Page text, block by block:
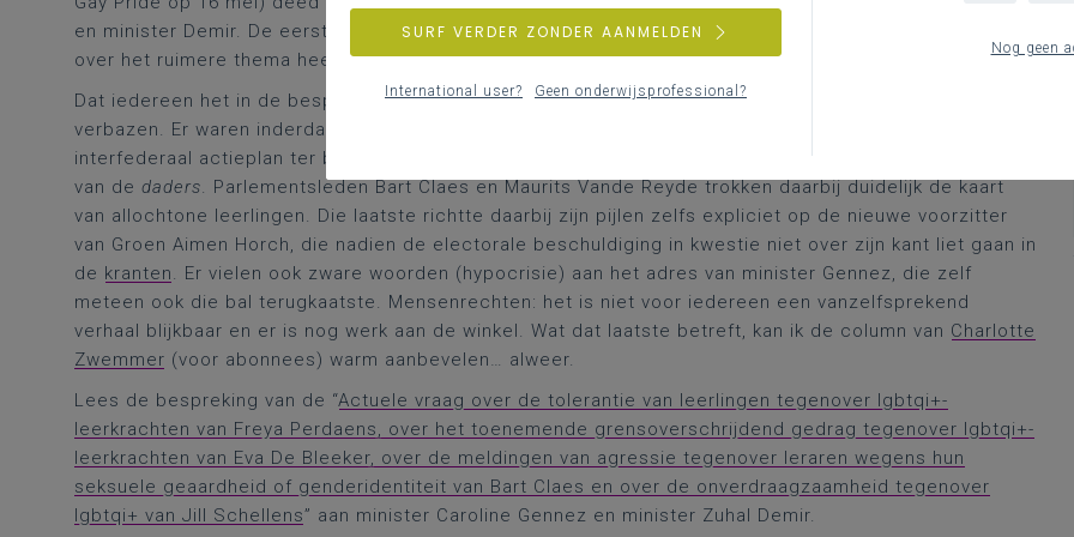
en minister Demir. De eerste nam de antwoorden voor haar rekening. Overigens vond ik in mijn archief
over het ruimere thema heel watprecedenten.
Dat iedereen het in de bespreking opnam voor deslachtofferswas duidelijk. Het tegendeel zou pas
verbazen. Er waren inderdaad al heel wat maatregelen genomen (Vlaams, maar er was ook een
interfederaal actieplan ter bestrijding van lgbtq+-fobie). Waar het wel politiek botste, was op het stuk
van de daders. Parlementsleden Bart Claes en Maurits Vande Reyde trokken daarbij duidelijk de kaart
van allochtone leerlingen. Die laatste richtte daarbij zijn pijlen zelfs expliciet op de nieuwe voorzitter
van Groen Aimen Horch, die nadien de electorale beschuldiging in kwestie niet over zijn kant liet gaan in
de kranten. Er vielen ook zware woorden (hypocrisie) aan het adres van minister Gennez, die zelf
meteen ook die bal terugkaatste. Mensenrechten: het is niet voor iedereen een vanzelfsprekend
verhaal blijkbaar en er is nog werk aan de winkel. Wat dat laatste betreft, kan ik de column van Charlotte
Zwemmer (voor abonnees) warm aanbevelen… alweer.
Lees de bespreking van de “Actuele vraag over de tolerantie van leerlingen tegenover lgbtqi+-
leerkrachten van Freya Perdaens, over het toenemende grensoverschrijdend gedrag tegenover lgbtqi+-
leerkrachten van Eva De Bleeker, over de meldingen van agressie tegenover leraren wegens hun
seksuele geaardheid of genderidentiteit van Bart Claes en over de onverdraagzaamheid tegenover
lgbtqi+ van Jill Schellens” aan minister Caroline Gennez en minister Zuhal Demir.
Nog geen
SURF VERDER ZONDER AANMELDEN
International user? Geen onderwijsprofessional?